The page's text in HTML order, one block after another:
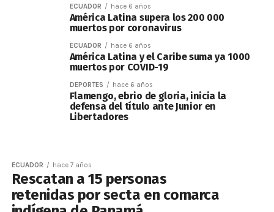
ECUADOR hace 6 años
América Latina supera los 200 000
muertos por coronavirus
ECUADOR hace 6 años
América Latina y el Caribe suma ya 1000
muertos por COVID-19
DEPORTES hace 6 años
Flamengo, ebrio de gloria, inicia la
defensa del título ante Junior en
Libertadores
ECUADOR hace 7 años
Rescatan a 15 personas
retenidas por secta en comarca